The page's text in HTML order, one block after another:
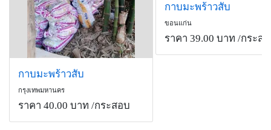
กาบมะพร้าวสับ
กรุงเทพมหานคร
ราคา 40.00 บาท /กระสอบ
กาบมะพร้าวสับ
ขอนแก่น
ราคา 39.00 บาท /กระส